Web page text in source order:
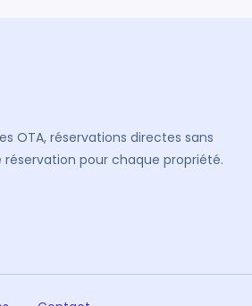
OTA, réservations directes sans
pour chaque propriété.